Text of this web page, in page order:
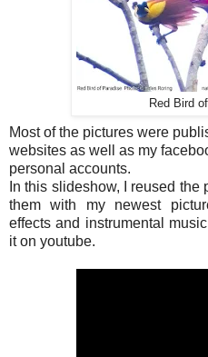
Red Bird
Most of the pictures were
websites as well as my
personal accounts.
In this slideshow, I reused
them with my newest
effects and instrumental
it on youtube.